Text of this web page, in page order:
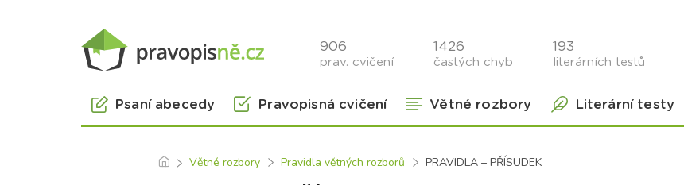
906
prav. cvičení
1426
častých chyb
193
literárních testů
Psaní abecedy Pravopisná cvičení Větné rozbory Literární testy
Větné rozbory Pravidla větných rozborů PRAVIDLA – PŘÍSUDEK